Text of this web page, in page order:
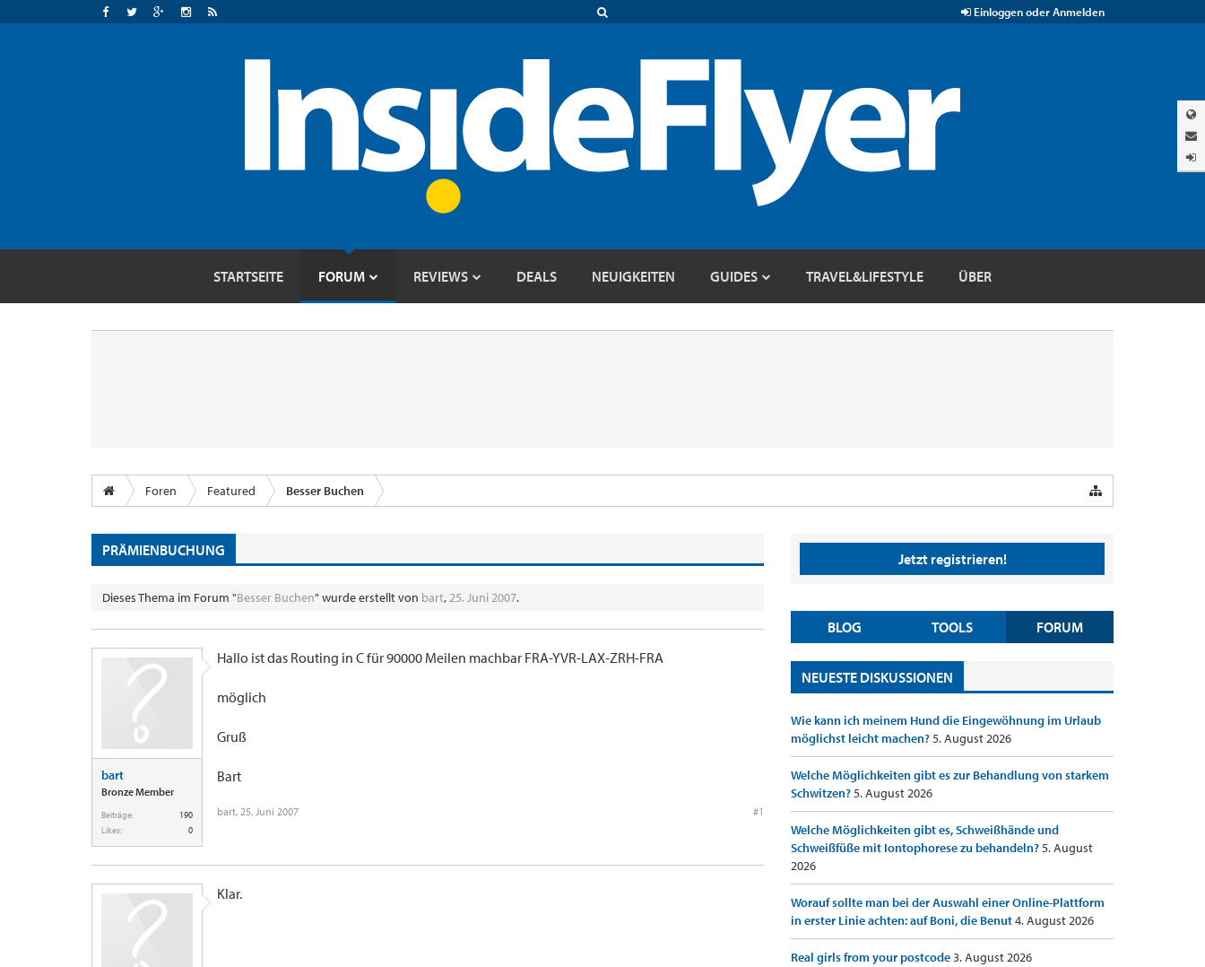
Einloggen oder Anmelden
STARTSEITE FORUM REVIEWS DEALS NEUIGKEITEN GUIDES TRAVEL&LIFESTYLE ÜBER
Foren Featured Besser Buchen
PRÄMIENBUCHUNG
Dieses Thema im Forum "Besser Buchen" wurde erstellt von bart,25. Juni 2007.
bart
Bronze Member
Beiträge:
190
Likes:
0
Hallo ist das Routing in C für 90000 Meilen machbar FRA-YVR-LAX-ZRH-FRA
möglich
Gruß
Bart
bart, 25. Juni 2007 #1
Klar.
Jetzt registrieren!
BLOG TOOLS FORUM
NEUESTE DISKUSSIONEN
Wie kann ich meinem Hund die Eingewöhnung im Urlaub
möglichst leicht machen?5. August 2026
Welche Möglichkeiten gibt es zur Behandlung von starkem
Schwitzen?5. August 2026
Welche Möglichkeiten gibt es, Schweißhände und
Schweißfüße mit Iontophorese zu behandeln?5. August
2026
Worauf sollte man bei der Auswahl einer Online-Plattform
in erster Linie achten: auf Boni, die Benut4. August 2026
Real girls from your postcode3. August 2026